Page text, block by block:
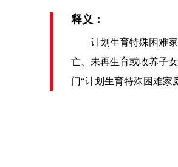
释义：
计划生育特殊困难家
亡、未再生育或收养子
门“计划生育特殊困难家